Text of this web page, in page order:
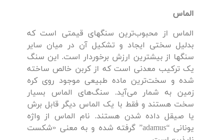
الماس
الماس از محبوب‌ترین سنگهای قیمتی است که
بدلیل سختی ایجاد و تشکیل آن در میان سایر
سنگها از بیشترین ارزش برخوردار است. این سنگ
یک ترکیب معدنی است که از کربن خالص ساخته
شده و سخت‌ترین ماده طبیعی موجود روی کره
زمین به شمار می‌آید. سنگ‌های الماس بسیار
سخت هستند و فقط با یک الماس دیگر قابل برش
یا صیقل داده شدن هستند. نام الماس از واژه
یونانی “adamus” گرفته شده و به معنی «شکست